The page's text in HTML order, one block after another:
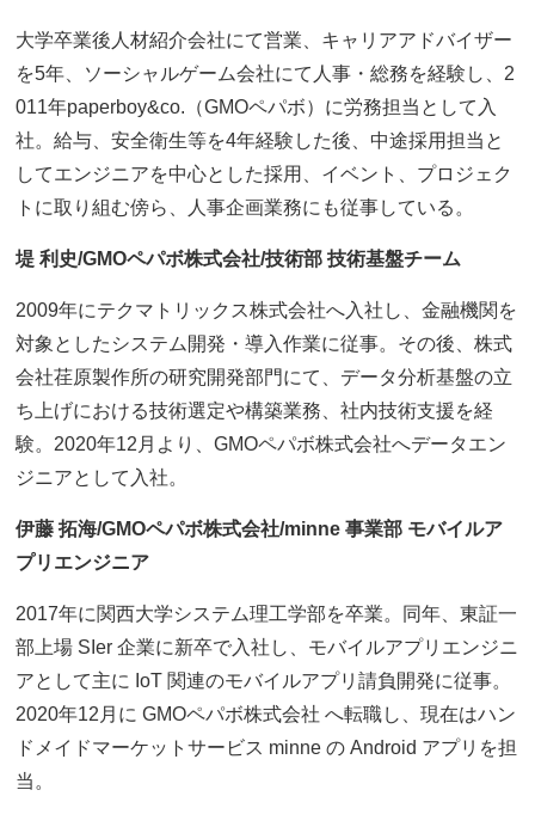
大学卒業後人材紹介会社にて営業、キャリアアドバイザー
を5年、ソーシャルゲーム会社にて人事・総務を経験し、2
011年paperboy&co.（GMOペパボ）に労務担当として入
社。給与、安全衛生等を4年経験した後、中途採用担当と
してエンジニアを中心とした採用、イベント、プロジェク
トに取り組む傍ら、人事企画業務にも従事している。
堤 利史/GMOペパボ株式会社/技術部 技術基盤チーム
2009年にテクマトリックス株式会社へ入社し、金融機関を
対象としたシステム開発・導入作業に従事。その後、株式
会社荏原製作所の研究開発部門にて、データ分析基盤の立
ち上げにおける技術選定や構築業務、社内技術支援を経
験。2020年12月より、GMOペパボ株式会社へデータエン
ジニアとして入社。
伊藤 拓海/GMOペパボ株式会社/minne 事業部 モバイルア
プリエンジニア
2017年に関西大学システム理工学部を卒業。同年、東証一
部上場 SIer 企業に新卒で入社し、モバイルアプリエンジニ
アとして主に IoT 関連のモバイルアプリ請負開発に従事。
2020年12月に GMOペパボ株式会社 へ転職し、現在はハン
ドメイドマーケットサービス minne の Android アプリを担
当。